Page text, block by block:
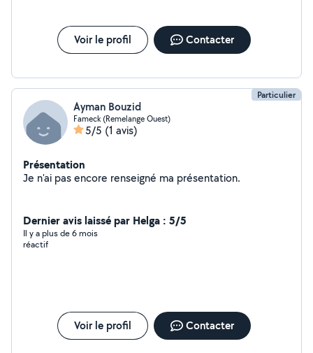
Voir le profil Contacter
Particulier
Ayman Bouzid
Fameck (Remelange Ouest)
5/5 (1 avis)
Présentation
Je n'ai pas encore renseigné ma présentation.
Dernier avis laissé par Helga : 5/5
Il y a plus de 6 mois
réactif
Voir le profil Contacter